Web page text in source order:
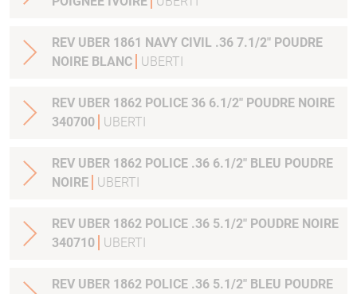
REV UBER 1861 NAVY CIVIL .36 7.1/2" POUDRE
NOIRE BLANC
UBERTI
REV UBER 1862 POLICE 36 6.1/2" POUDRE NOIRE
340700
UBERTI
REV UBER 1862 POLICE .36 6.1/2" BLEU POUDRE
NOIRE
UBERTI
REV UBER 1862 POLICE .36 5.1/2" POUDRE NOIRE
340710
UBERTI
REV UBER 1862 POLICE .36 5.1/2" BLEU POUDRE